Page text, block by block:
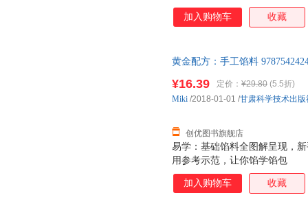
加入购物车 收藏
黄金配方：手工馅料
易学：基础馅料全图解呈现，
用参考示范，让你馅学馅包
¥16.39 定价： ¥29.80 (5.5折)
创优图书旗舰店
Miki /2018-01-01 /甘肃科学技术出版
加入购物车 收藏